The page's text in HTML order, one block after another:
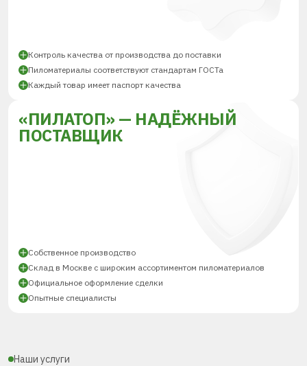
Контроль качества от производства до поставки
Пиломатериалы соответствуют стандартам ГОСТа
Каждый товар имеет паспорт качества
«ПИЛАТОП» — НАДЁЖНЫЙ
ПОСТАВЩИК
Собственное производство
Склад в Москве с широким ассортиментом пиломатериалов
Официальное оформление сделки
Опытные специалисты
Наши услуги